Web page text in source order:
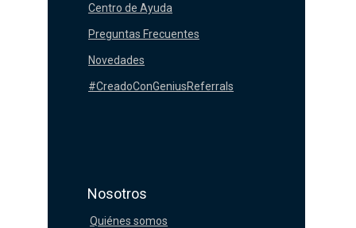
#CreadoConGeniusReferrals
Novedades
Preguntas Frecuentes
Centro de Ayuda
Quiénes somos
Nosotros